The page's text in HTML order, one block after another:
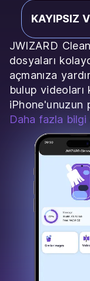
KAYIPSIZ
JWIZARD
dosyaları
açmanıza
bulup videoları
iPhone'unuzun
Daha fazla bilgi